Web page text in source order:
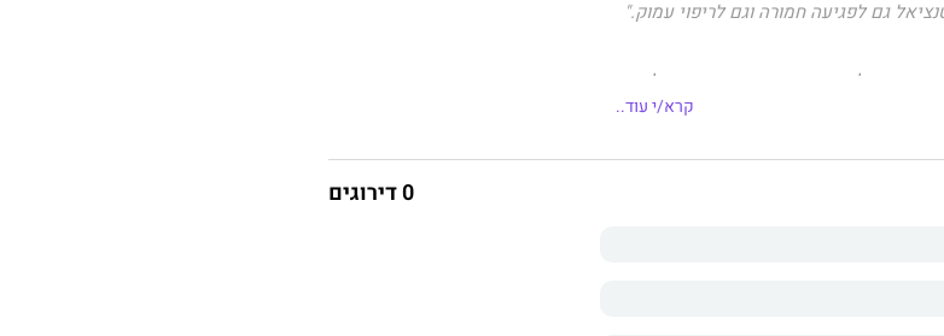
גם לפגיעה חמורה וגם לריפוי עמוק."
רגישה לטראומה. הספר מספר איך למדתי
הזכות ללוות את לידתה. הוא על טעויות
יולדות ונולדות, כל פעם בדרך חדשה.
זה תלוי בנו - המיילדות, האימהות,
כשאנחנו בוחרות ליצור את החוויה
קרא/י עוד..
0 דירוגים